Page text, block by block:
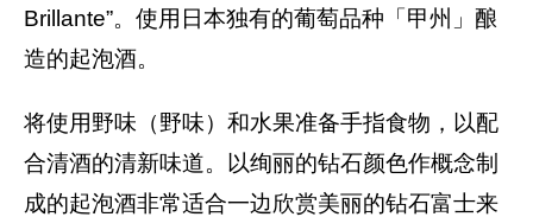
Brillante”。使用日本独有的葡萄品种「甲州」酿
造的起泡酒。
将使用野味（野味）和水果准备手指食物，以配
合清酒的清新味道。以绚丽的钻石颜色作概念制
成的起泡酒非常适合一边欣赏美丽的钻石富士来